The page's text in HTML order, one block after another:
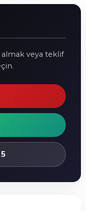
almak veya teklif